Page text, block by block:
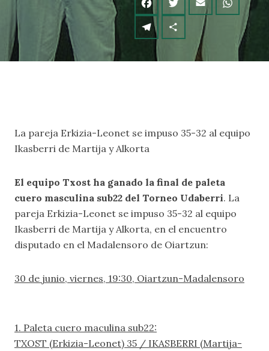
La pareja Erkizia-Leonet se impuso 35-32 al equipo
Ikasberri de Martija y Alkorta
El equipo Txost ha ganado la final de paleta
cuero masculina sub22 del Torneo Udaberri. La
pareja Erkizia-Leonet se impuso 35-32 al equipo
Ikasberri de Martija y Alkorta, en el encuentro
disputado en el Madalensoro de Oiartzun:
30 de junio, viernes, 19:30, Oiartzun-Madalensoro
1. Paleta cuero maculina sub22:
TXOST (Erkizia-Leonet) 35 / IKASBERRI (Martija-